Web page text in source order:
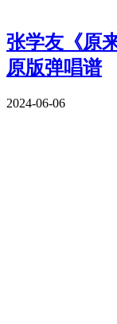
张学友《原
原版弹唱谱
2024-06-06